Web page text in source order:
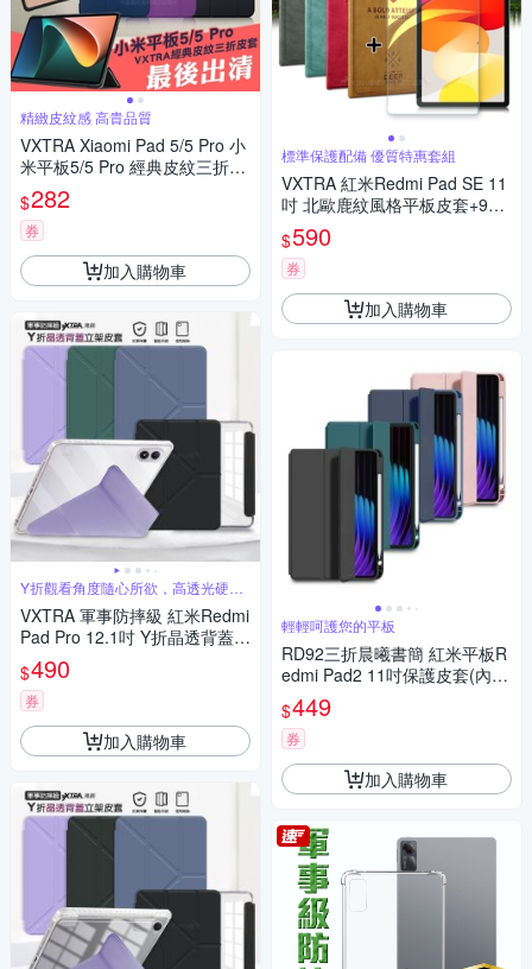
精緻皮紋感 高貴品質
VXTRA Xiaomi Pad 5/5 Pro 小
米平板5/5 Pro 經典皮紋三折保
護套 平板皮套
$282
券
加入購物車
Y折觀看角度隨心所欲，高透光硬背
板
VXTRA 軍事防摔級 紅米Redmi
Pad Pro 12.1吋 Y折晶透背蓋立
架皮套 含筆槽
$490
券
加入購物車
標準保護配備 優質特惠套組
VXTRA 紅米Redmi Pad SE 11
吋 北歐鹿紋風格平板皮套+9H
鋼化玻璃貼(合購價)
$590
券
加入購物車
輕輕呵護您的平板
RD92三折晨曦書簡 紅米平板R
edmi Pad2 11吋保護皮套(內置
筆槽)
$449
券
加入購物車